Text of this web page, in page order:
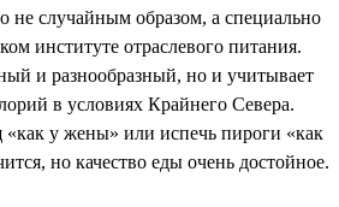
не случайным образом, а специально
институте отраслевого питания.
и разнообразный, но и учитывает
в условиях Крайнего Севера.
у жены» или испечь пироги «как
но качество еды очень достойное.